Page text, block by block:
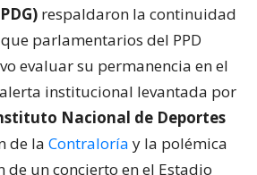
respaldaron la continuidad
parlamentarios del PPD
evaluar su permanencia en el
institucional levantada por
Nacional de Deportes
de la Contraloría y la polémica
un concierto en el Estadio